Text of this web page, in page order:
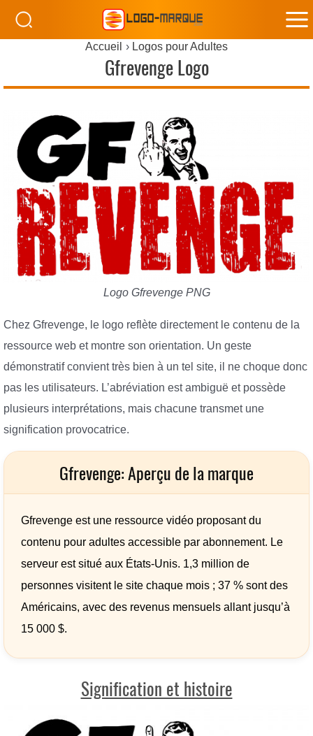
Accueil Logos pour Adultes
Gfrevenge Logo
Logo Gfrevenge PNG
Chez Gfrevenge, le logo reflète directement le contenu de la
ressource web et montre son orientation. Un geste
démonstratif convient très bien à un tel site, il ne choque donc
pas les utilisateurs. L’abréviation est ambiguë et possède
plusieurs interprétations, mais chacune transmet une
signification provocatrice.
Gfrevenge: Aperçu de la marque
Gfrevenge est une ressource vidéo proposant du
contenu pour adultes accessible par abonnement. Le
serveur est situé aux États-Unis. 1,3 million de
personnes visitent le site chaque mois ; 37 % sont des
Américains, avec des revenus mensuels allant jusqu’à
15 000 $.
Signification et histoire